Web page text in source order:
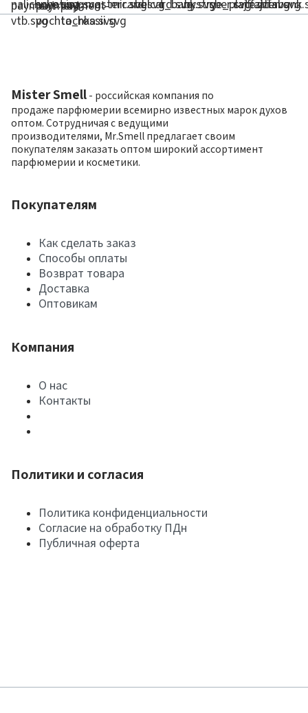
Mister Smell - российская компания по
продаже парфюмерии всемирно известных марок духов
оптом. Сотрудничая с ведущими
производителями, Mr.Smell предлагает своим
покупателям заказать оптом широкий ассортимент
парфюмерии и косметики.
Покупателям
Как сделать заказ
Способы оплаты
Возврат товара
Доставка
Оптовикам
Компания
О нас
Контакты
Политики и согласия
Политика конфиденциальности
Согласие на обработку ПДн
Публичная оферта